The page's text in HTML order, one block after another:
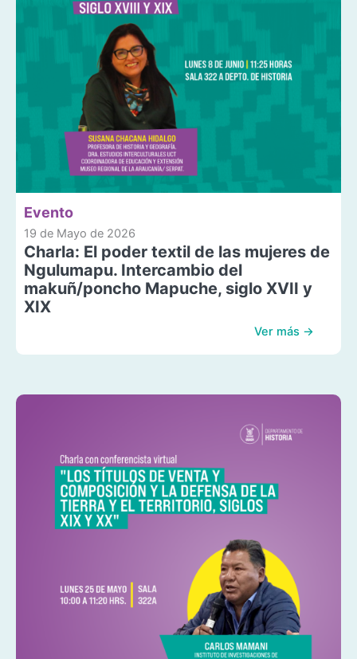
Evento
19 de Mayo de 2026
Charla: El poder textil de las mujeres de
Ngulumapu. Intercambio del
makuñ/poncho Mapuche, siglo XVII y
XIX
Ver más →